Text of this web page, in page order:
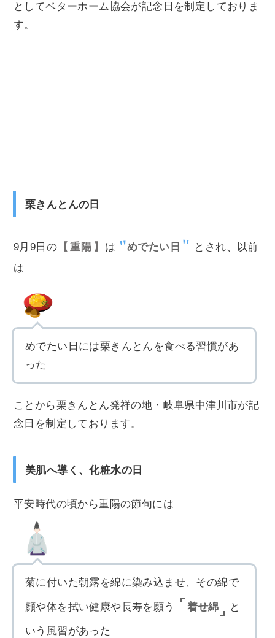
としてベターホーム協会が記念日を制定しておりま
す。
栗きんとんの日
9月9日の 重陽 は めでたい日
とされ、以前
は
めでたい日には栗きんとんを食べる習慣があ
った
ことから栗きんとん発祥の地・岐阜県中津川市が記
念日を制定しております。
美肌へ導く、化粧水の日
平安時代の頃から重陽の節句には
菊に付いた朝露を綿に染み込ませ、その綿で
顔や体を拭い健康や長寿を願う 着せ綿 と
いう風習があった